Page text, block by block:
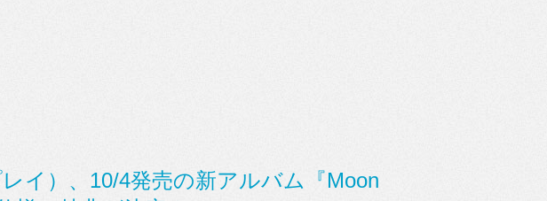
イ）、10/4発売の新アルバム『Moon